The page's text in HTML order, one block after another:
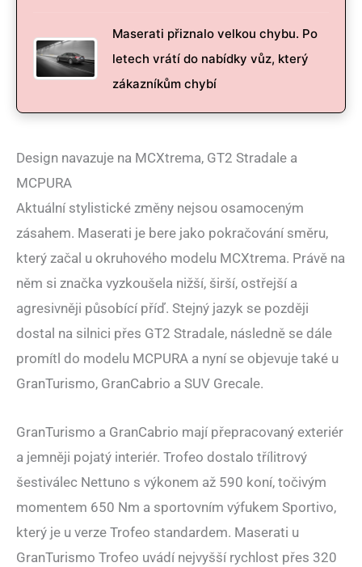
Maserati přiznalo velkou chybu. Po
letech vrátí do nabídky vůz, který
zákazníkům chybí
Design navazuje na MCXtrema, GT2 Stradale a
MCPURA
Aktuální stylistické změny nejsou osamoceným
zásahem. Maserati je bere jako pokračování směru,
který začal u okruhového modelu MCXtrema. Právě na
něm si značka vyzkoušela nižší, širší, ostřejší a
agresivněji působící příď. Stejný jazyk se později
dostal na silnici přes GT2 Stradale, následně se dále
promítl do modelu MCPURA a nyní se objevuje také u
GranTurismo, GranCabrio a SUV Grecale.
GranTurismo a GranCabrio mají přepracovaný exteriér
a jemněji pojatý interiér. Trofeo dostalo třílitrový
šestiválec Nettuno s výkonem až 590 koní, točivým
momentem 650 Nm a sportovním výfukem Sportivo,
který je u verze Trofeo standardem. Maserati u
GranTurismo Trofeo uvádí nejvyšší rychlost přes 320